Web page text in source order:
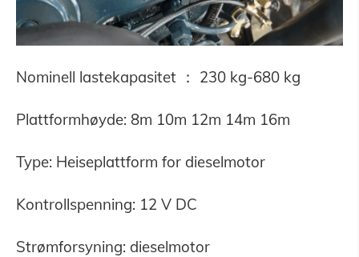
Nominell lastekapasitet ： 230 kg-680 kg
Plattformhøyde: 8m 10m 12m 14m 16m
Type: Heiseplattform for dieselmotor
Kontrollspenning: 12 V DC
Strømforsyning: dieselmotor